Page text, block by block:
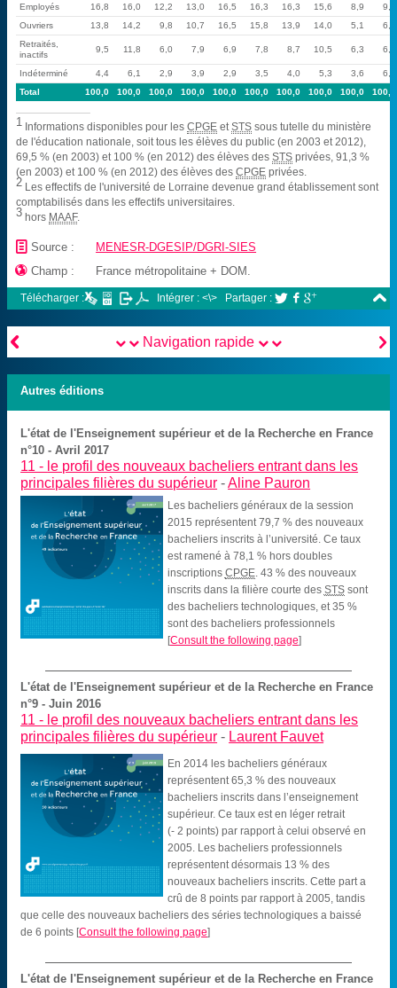
Employés 16,8 16,0 12,2 13,0 16,5 16,3 16,3 15,6 8,9
9,4
Ouvriers
13,8 14,2 9,8 10,7 16,5 15,8 13,9 14,0 5,1
6,5
Retraités,
inactifs
9,5 11,8 6,0 7,9 6,9 7,8 8,7 10,5 6,3 6,0
Indéterminé 4,4 6,1 2,9 3,9 2,9 3,5 4,0 5,3 3,6
6,2
Total
100,0 100,0 100,0 100,0 100,0 100,0 100,0 100,0 100,0 100,0
1 Informations disponibles pour lesCPGE etSTS sous tutelle du ministère
de l'éducation nationale, soit tous les élèves du public (en 2003 et 2012),
69,5 % (en 2003) et 100 % (en 2012) des élèves desSTS privées, 91,3 %
(en 2003) et 100 % (en 2012) des élèves desCPGE privées.
2 Les effectifs de l'université de Lorraine devenue grand établissement sont
comptabilisés dans les effectifs universitaires.
3 hors MAAF.
📄 Source : MENESR-DGESIP/DGRI-SIES
 Champ : France métropolitaine + DOM.

Télécharger : Intégrer : <\> Partager :   
 
Navigation rapide
Autres éditions
L'état de l'Enseignement supérieur et de la Recherche en France
n°10 - Avril 2017
11 - le profil des nouveaux bacheliers entrant dans les
principales filières du supérieur -Aline Pauron
Les bacheliers généraux de la session
2015 représentent 79,7 % des nouveaux
bacheliers inscrits à l’université. Ce taux
est ramené à 78,1 % hors doubles
inscriptions CPGE. 43 % des nouveaux
inscrits dans la filière courte des STSsont
des bacheliers technologiques, et 35 %
sont des bacheliers professionnels
[Consult the following page]
L'état de l'Enseignement supérieur et de la Recherche en France
n°9 - Juin 2016
11 - le profil des nouveaux bacheliers entrant dans les
principales filières du supérieur - Laurent Fauvet
En 2014 les bacheliers généraux
représentent 65,3 % des nouveaux
bacheliers inscrits dans l’enseignement
supérieur. Ce taux est en léger retrait
(- 2 points) par rapport à celui observé en
2005. Les bacheliers professionnels
représentent désormais 13 % des
nouveaux bacheliers inscrits. Cette part a
crû de 8 points par rapport à 2005, tandis
que celle des nouveaux bacheliers des séries technologiques a baissé
de 6 points [Consult the following page]
L'état de l'Enseignement supérieur et de la Recherche en France